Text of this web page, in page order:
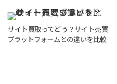
サイト買取ってどう？サイト売買
プラットフォームとの違いを比較